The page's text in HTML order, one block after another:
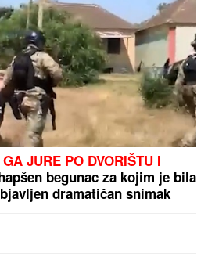
JURE PO DVORIŠTU I
begunac za kojim je bila
dramatičan snimak